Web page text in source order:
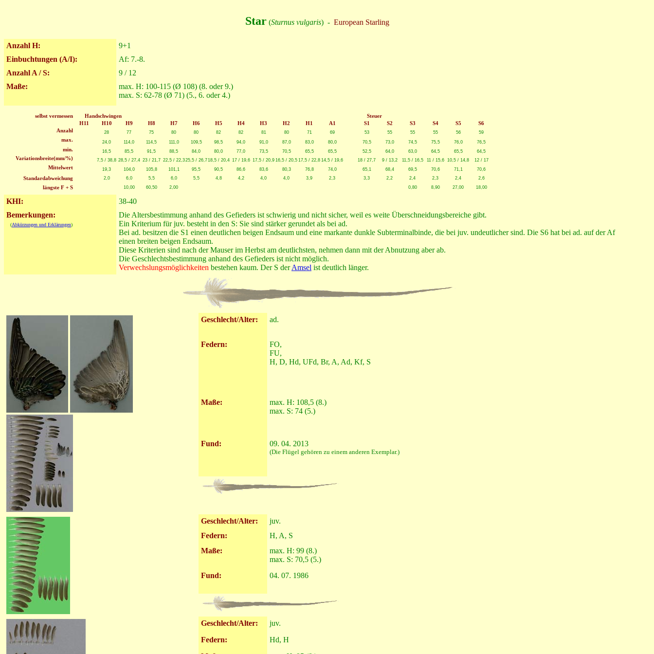
Star (Sturnus vulgaris) - European Starling
Anzahl H:
9+1
Einbuchtungen (A/I):
Af: 7.-8.
Anzahl A / S:
9 / 12
Maße:
max. H: 100-115 (Ø 108) (8. oder 9.)
max. S: 62-78 (Ø 71) (5., 6. oder 4.)
selbst vermessen Handschwingen
Steuer
H11
H10 H9 H8 H7 H6 H5 H4 H3 H2 H1 A1 S1 S2 S3 S4 S5
S6
Anzahl
28 77 75 80 80 82 82 81 80 71 69 53 55 55 55 56 59
max. 24,0 114,0 114,5 111,0 109,5 98,5 94,0 91,0 87,0 83,0 80,0 70,5 73,0 74,5 75,5 76,0 76,5
min. 16,5 85,5 91,5 88,5 84,0 80,0 77,0 73,5 70,5 65,5 65,5 52,5 64,0 63,0 64,5 65,5 64,5
Variationsbreite(mm/%) 7,5 / 38,8 28,5 / 27,4 23 / 21,7 22,5 / 22,325,5 / 26,718,5 / 20,4 17 / 19,6 17,5 / 20,9 16,5 / 20,5 17,5 / 22,8 14,5 / 19,6 18 / 27,7 9 / 13,2 11,5 / 16,5 11 / 15,6 10,5 / 14,8 12 / 17
Mittelwert 19,3 104,0 105,8 101,1 95,5 90,5 86,6 83,6 80,3 76,8 74,0 65,1 68,4 69,5 70,6 71,1 70,6
Standardabweichung 2,0 6,0 5,5 6,0 5,5 4,8 4,2 4,0 4,0 3,9 2,3 3,3 2,2 2,4 2,3 2,4 2,6
längste F + S 10,00 60,50 2,00 0,80 8,90 27,00 18,00
KHI:
38-40
Bemerkungen:
(Abkürzungen und Erklärungen)
Die Altersbestimmung anhand des Gefieders ist schwierig und nicht sicher, weil es weite Überschneidungsbereiche gibt.
Ein Kriterium für juv. besteht in den S: Sie sind stärker gerundet als bei ad.
Bei ad. besitzen die S1 einen deutlichen beigen Endsaum und eine markante dunkle Subterminalbinde, die bei juv. undeutlicher sind. Die S6 hat bei ad. auf der Af
einen breiten beigen Endsaum.
Diese Kriterien sind nach der Mauser im Herbst am deutlichsten, nehmen dann mit der Abnutzung aber ab.
Die Geschlechtsbestimmung anhand des Gefieders ist nicht möglich.
Verwechslungsmöglichkeiten bestehen kaum. Der S derAmsel ist deutlich länger.
Geschlecht/Alter: ad.
Federn:
FO,
FU,
H, D, Hd, UFd, Br, A, Ad, Kf, S
Maße:
max. H: 108,5 (8.)
max. S: 74 (5.)
Fund: 09. 04. 2013
(Die Flügel gehören zu einem anderen Exemplar.)
Geschlecht/Alter:
juv.
Federn:
H, A, S
Maße:
max. H: 99 (8.)
max. S: 70,5 (5.)
Fund:
04. 07. 1986
Geschlecht/Alter:
juv.
Federn:
Hd, H